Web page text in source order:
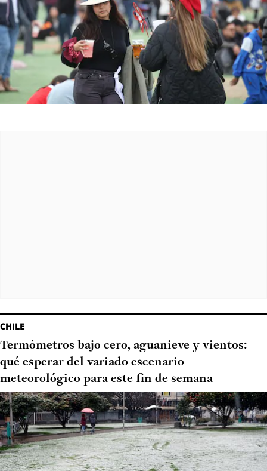
CHILE
Termómetros bajo cero, aguanieve y vientos:
qué esperar del variado escenario
meteorológico para este fin de semana